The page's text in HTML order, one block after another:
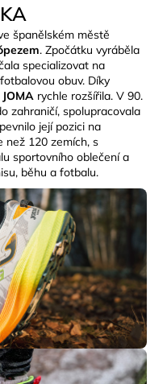
španělském městě
. Zpočátku vyráběla
specializovat na
obuv. Díky
JOMA rychle rozšířila. V 90.
zahraničí, spolupracovala
její pozici na
než 120 zemích, s
sportovního oblečení a
běhu a fotbalu.